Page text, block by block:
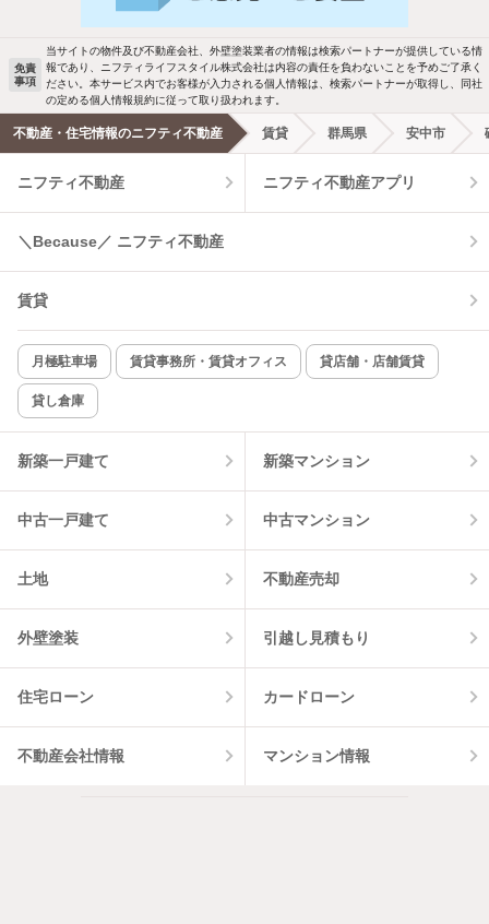
駐車場あり ペット相談
洗濯機置場あり 独立洗面台
エアコンあり 都市ガス
温水洗浄便座 オートロック
コンロ2口以上
新着のみ インターネット無料
該当件数:
10
免責
事項
当サイトの物件及び不動産会社、外壁塗装業者の情報は検索パートナーが提供している情
報であり、ニフティライフスタイル株式会社は内容の責任を負わないことを予めご了承く
ださい。本サービス内でお客様が入力される個人情報は、検索パートナーが取得し、同社
の定める個人情報規約に従って取り扱われます。
不動産・住宅情報のニフティ不動産 賃貸 群馬県 安中市
ニフティ不動産 ニフティ不動産アプリ
＼Because／ ニフティ不動産
賃貸
月極駐車場 賃貸事務所・賃貸オフィス 貸店舗・店舗賃貸
貸し倉庫
新築一戸建て 新築マンション
中古一戸建て 中古マンション
土地 不動産売却
外壁塗装 引越し見積もり
住宅ローン カードローン
不動産会社情報 マンション情報